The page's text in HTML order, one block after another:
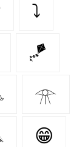
⤵
🪁
𓁿
😁